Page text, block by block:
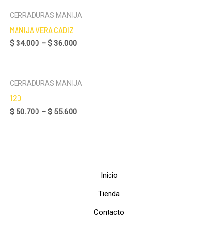
CERRADURAS MANIJA
MANIJA VERA CADIZ
$ 34.000 – $ 36.000
CERRADURAS MANIJA
120
$ 50.700 – $ 55.600
Inicio
Tienda
Contacto